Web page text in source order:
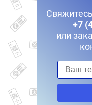
+7
или